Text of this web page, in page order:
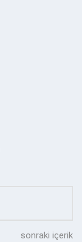
sonraki içerik